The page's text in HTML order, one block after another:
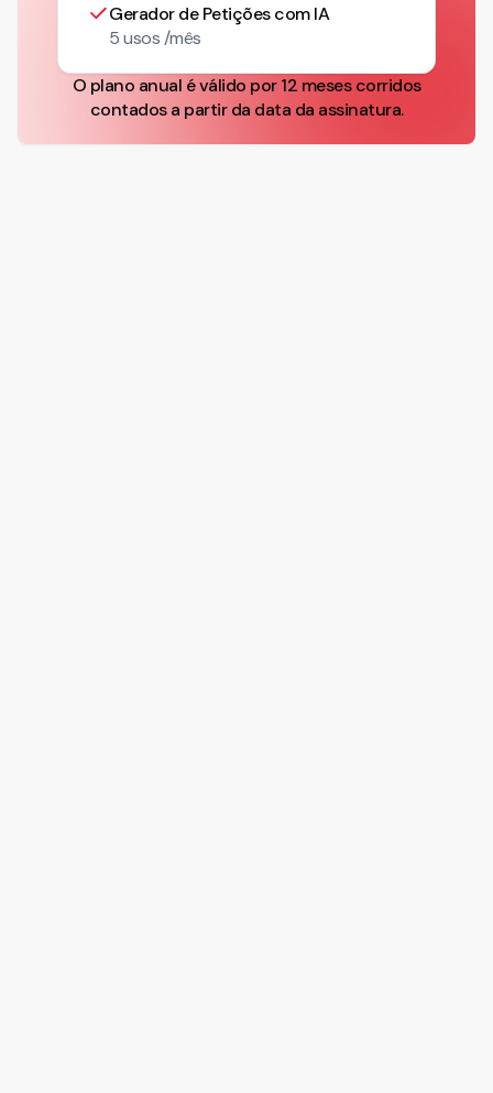
Gerador de Petições com IA
5 usos /mês
O plano anual é válido por 12 meses corridos
contados a partir da data da assinatura.